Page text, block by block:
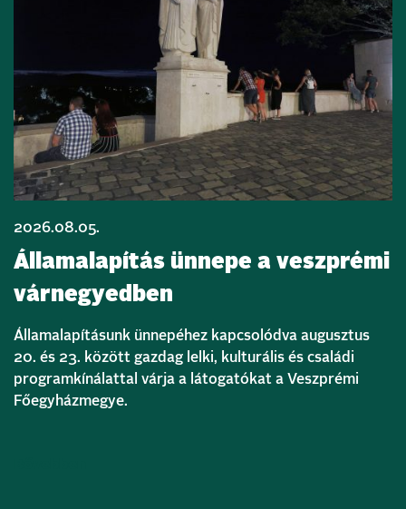
2026.08.05.
Államalapítás ünnepe a veszprémi
várnegyedben
Államalapításunk ünnepéhez kapcsolódva augusztus
20. és 23. között gazdag lelki, kulturális és családi
programkínálattal várja a látogatókat a Veszprémi
Főegyházmegye.